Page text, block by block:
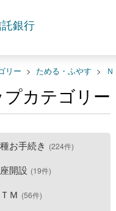
リー > ためる・ふやす >
プカテゴリー
お手続き (224件)
開設 (19件)
Ｍ (56件)